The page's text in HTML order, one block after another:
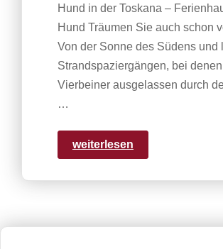
Hund in der Toskana –
Hund Träumen Sie auch schon
Von der Sonne des Südens und
Strandspaziergängen, bei
Vierbeiner ausgelassen durch
…
weiterlesen